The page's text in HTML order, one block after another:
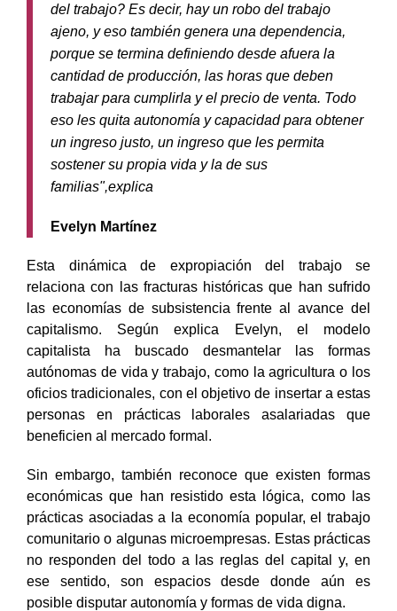
del trabajo? Es decir, hay un robo del trabajo
ajeno, y eso también genera una dependencia,
porque se termina definiendo desde afuera la
cantidad de producción, las horas que deben
trabajar para cumplirla y el precio de venta. Todo
eso les quita autonomía y capacidad para obtener
un ingreso justo, un ingreso que les permita
sostener su propia vida y la de sus
familias",explica
Evelyn Martínez
Esta dinámica de expropiación del trabajo se
relaciona con las fracturas históricas que han sufrido
las economías de subsistencia frente al avance del
capitalismo. Según explica Evelyn, el modelo
capitalista ha buscado desmantelar las formas
autónomas de vida y trabajo, como la agricultura o los
oficios tradicionales, con el objetivo de insertar a estas
personas en prácticas laborales asalariadas que
beneficien al mercado formal.
Sin embargo, también reconoce que existen formas
económicas que han resistido esta lógica, como las
prácticas asociadas a la economía popular, el trabajo
comunitario o algunas microempresas. Estas prácticas
no responden del todo a las reglas del capital y, en
ese sentido, son espacios desde donde aún es
posible disputar autonomía y formas de vida digna.